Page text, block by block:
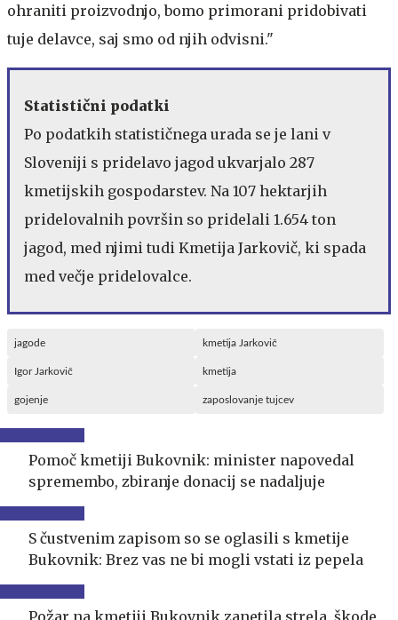
ohraniti proizvodnjo, bomo primorani pridobivati
tuje delavce, saj smo od njih odvisni."
Statistični podatki
Po podatkih statističnega urada se je lani v
Sloveniji s pridelavo jagod ukvarjalo 287
kmetijskih gospodarstev. Na 107 hektarjih
pridelovalnih površin so pridelali 1.654 ton
jagod, med njimi tudi Kmetija Jarkovič, ki spada
med večje pridelovalce.
jagode kmetija Jarkovič
Igor Jarkovič kmetija
gojenje zaposlovanje tujcev
Pomoč kmetiji Bukovnik: minister napovedal
spremembo, zbiranje donacij se nadaljuje
S čustvenim zapisom so se oglasili s kmetije
Bukovnik: Brez vas ne bi mogli vstati iz pepela
Požar na kmetiji Bukovnik zanetila strela, škode